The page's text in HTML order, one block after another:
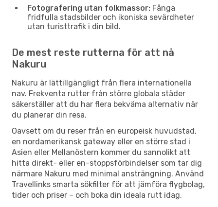
Fotografering utan folkmassor: Fånga
fridfulla stadsbilder och ikoniska sevärdheter
utan turisttrafik i din bild.
De mest reste rutterna för att nå
Nakuru
Nakuru är lättillgängligt från flera internationella
nav. Frekventa rutter från större globala städer
säkerställer att du har flera bekväma alternativ när
du planerar din resa.
Oavsett om du reser från en europeisk huvudstad,
en nordamerikansk gateway eller en större stad i
Asien eller Mellanöstern kommer du sannolikt att
hitta direkt- eller en-stoppsförbindelser som tar dig
närmare Nakuru med minimal ansträngning. Använd
Travellinks smarta sökfilter för att jämföra flygbolag,
tider och priser – och boka din ideala rutt idag.